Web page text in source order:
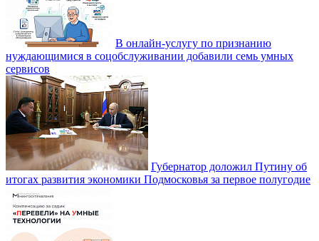
В онлайн-услугу по признанию
нуждающимися в соцобслуживании добавили семь умных
сервисов
Губернатор доложил Путину об
итогах развития экономики Подмосковья за первое полугодие